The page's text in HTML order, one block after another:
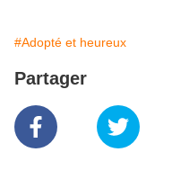
#Adopté et heureux
Partager